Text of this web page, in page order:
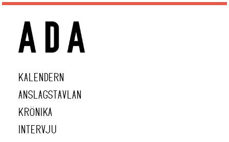
KALENDERN
ANSLAGSTAVLAN
KRÖNIKA
INTERVJU